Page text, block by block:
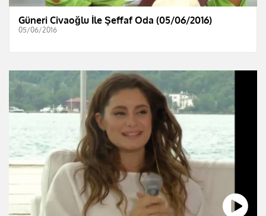
Güneri Civaoğlu İle Şeffaf Oda (05/06/2016)
05/06/2016